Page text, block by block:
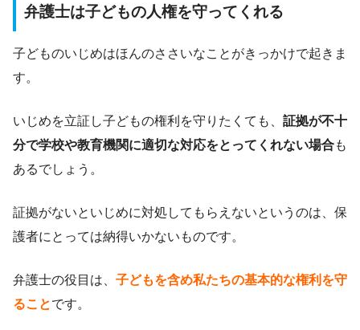
弁護士は子どもの人権を守ってくれる
子どものいじめはほんのささいなことがきっかけで起きま
す。
いじめを立証し子どもの権利を守りたくても、 証拠が不十
分で学校や教育機関に適切な対応をとってくれない場合も
あるでしょう。
証拠がないといじめに対処してもらえないというのは、保
護者にとっては納得いかないものです。
弁護士の役目は、 子どもを含め私たちの基本的な権利を守
ることです。